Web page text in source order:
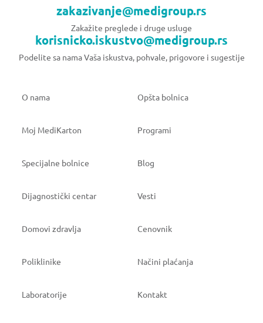
zakazivanje@medigroup.rs
Zakažite preglede i druge usluge
korisnicko.iskustvo@medigroup.rs
Podelite sa nama Vaša iskustva, pohvale, prigovore i sugestije
O nama Opšta bolnica
Moj MediKarton Programi
Specijalne bolnice Blog
Dijagnostički centar Vesti
Domovi zdravlja Cenovnik
Poliklinike Načini plaćanja
Laboratorije Kontakt